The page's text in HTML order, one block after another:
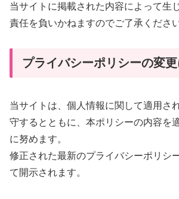
当サイトに掲載された内容によって生
責任を負いかねますのでご了承ください
プライバシーポリシーの変
当サイトは、個人情報に関して適用さ
守するとともに、本ポリシーの内容を
に努めます。
修正された最新のプライバシーポリシ
て開示されます。